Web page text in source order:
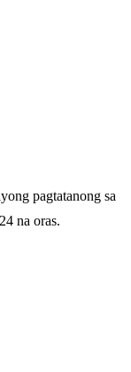
pagtatanong sa
na oras.